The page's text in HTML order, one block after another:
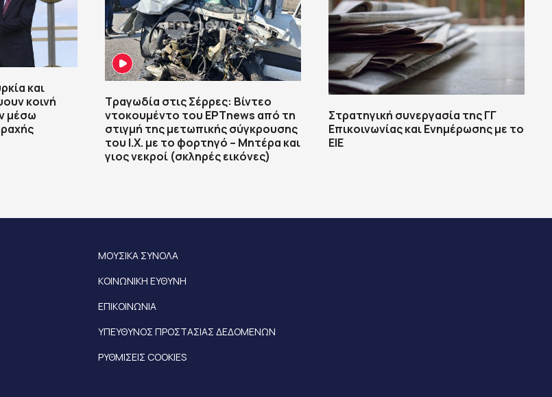
και
κοινή
μέσω
Τραγωδία στις Σέρρες: Βίντεο
ντοκουμέντο του ΕΡΤnews από τη
στιγμή της μετωπικής σύγκρουσης
του Ι.Χ. με το φορτηγό – Μητέρα και
γιος νεκροί (σκληρές εικόνες)
Στρατηγική συνεργασία της ΓΓ
Επικοινωνίας και Ενημέρωσης με το
ΕΙΕ
ΜΟΥΣΙΚΑ ΣΥΝΟΛΑ
ΚΟΙΝΩΝΙΚΗ ΕΥΘΥΝΗ
ΕΠΙΚΟΙΝΩΝΙΑ
ΥΠΕΥΘΥΝΟΣ ΠΡΟΣΤΑΣΙΑΣ ΔΕΔΟΜΕΝΩΝ
ΡΥΘΜΙΣΕΙΣ COOKIES